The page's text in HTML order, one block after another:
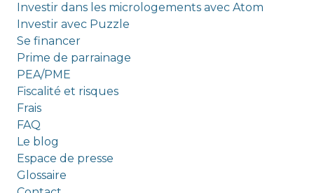
Investir dans les micrologements avec Atom
Investir avec Puzzle
Se financer
Prime de parrainage
PEA/PME
Fiscalité et risques
Frais
FAQ
Le blog
Espace de presse
Glossaire